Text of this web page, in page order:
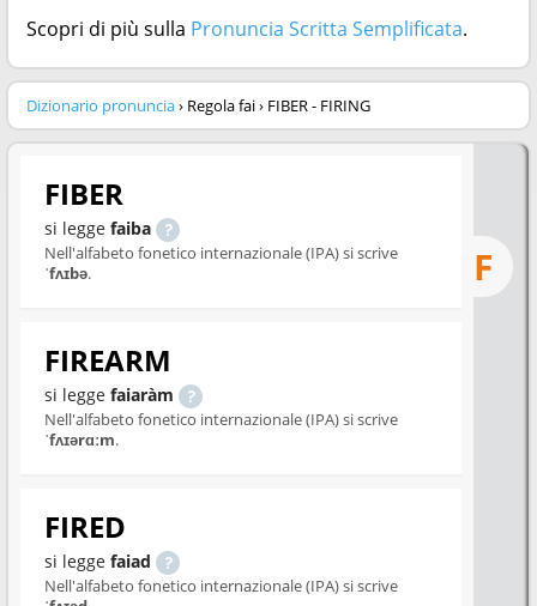
Scopri di più sulla Pronuncia Scritta Semplificata.
Dizionario pronuncia› Regola fai › FIBER - FIRING
F
FIBER
si legge faiba
Nell'alfabeto fonetico internazionale (IPA) si scrive
ˈfʌɪbə.
FIREARM
si legge faiaràm
Nell'alfabeto fonetico internazionale (IPA) si scrive
ˈfʌɪərɑːm.
FIRED
si legge faiad
Nell'alfabeto fonetico internazionale (IPA) si scrive